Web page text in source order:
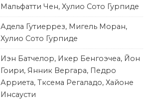
Мальфатти Чен, Хулио Сото Гурпиде
Адела Гутиеррез, Мигель Моран,
Хулио Сото Гурпиде
Иэн Батчелор, Икер Бенгоэчеа, Йон
Гоири, Янник Вергара, Педро
Арриета, Тксема Регаладо, Хайоне
Инсаусти